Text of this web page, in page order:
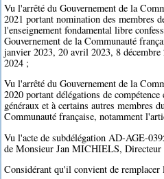
Vu l'arrêté du Gouvernement de la
2021 portant nomination des membres
l'enseignement fondamental libre
Gouvernement de la Communauté
janvier 2023, 20 avril 2023, 8
2024 ;
Vu l'arrêté du Gouvernement de la
2020 portant délégations de
généraux et à certains autres membres
Communauté française, notamment
Vu l'acte de subdélégation AD-AGE-
de Monsieur Jan MICHIELS, Directeur
Considérant qu'il convient de remplacer